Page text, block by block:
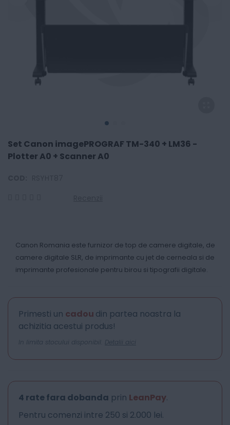
Set Canon imagePROGRAF TM-340 + LM36 -
Plotter A0 + Scanner A0
Canon Romania este furnizor de top de camere digitale, de
camere digitale SLR, de imprimante cu jet de cerneala si de
imprimante profesionale pentru birou si tipografii digitale.
Primesti un cadou din partea noastra la
achizitia acestui produs!
In limita stocului disponibil. Detalii aici
4 rate fara dobanda prin LeanPay.
Pentru comenzi intre 250 si 2.000 lei.